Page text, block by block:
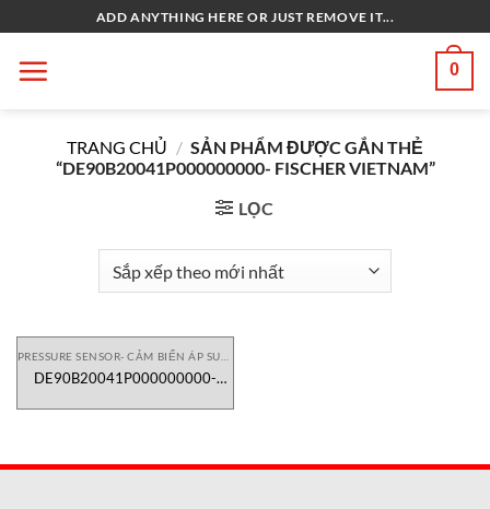
qua
nội
ADD ANYTHING HERE OR JUST REMOVE IT...
0
TRANG CHỦ / SẢN PHẨM ĐƯỢC GẮN THẺ
“DE90B20041P000000000- FISCHER VIETNAM”
LỌC
DE90B20041P000000000-